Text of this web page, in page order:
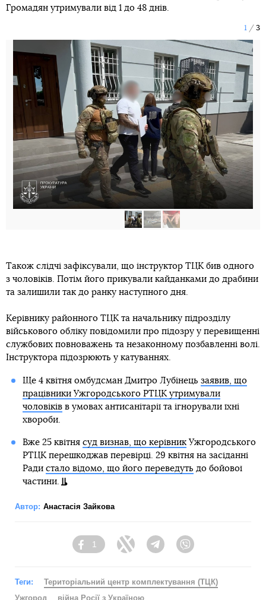
Громадян утримували від 1 до 48 днів.
1 3
Також слідчі зафіксували, що інструктор ТЦК бив одного
з чоловіків. Потім його прикували кайданками до драбини
та залишили так до ранку наступного дня.
Керівнику районного ТЦК та начальнику підрозділу
військового обліку повідомили про підозру у перевищенні
службових повноважень та незаконному позбавленні волі.
Інструктора підозрюють у катуваннях.
Ще 4 квітня омбудсман Дмитро Лубінець заявив, що
працівники Ужгородського РТЦК утримували
чоловіківв умовах антисанітарії та ігнорували їхні
хвороби.
Вже 25 квітня суд визнав, що керівникУжгородського
РТЦК перешкоджав перевірці. 29 квітня на засіданні
Ради стало відомо, що його переведуть до бойової
частини.
Автор: Анастасія Зайкова
Facebook
1
Twitter Telegram
Теги:
Територіальний центр комплектування (ТЦК)
Ужгород
війна Росії з Україною